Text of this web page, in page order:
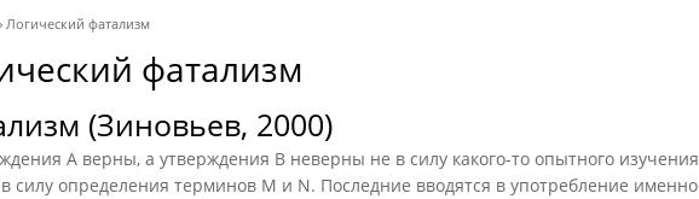
Логический фатализм
фатализм
(Зиновьев, 2000)
A верны, а утверждения B неверны не в силу какого-то опытного изучения
силу определения терминов M и N. Последние вводятся в употребление именно